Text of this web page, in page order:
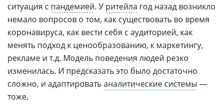
ситуация с пандемией. У ритейла год назад возникло
немало вопросов о том, как существовать во время
коронавируса, как вести себя с аудиторией, как
менять подход к ценообразованию, к маркетингу,
рекламе и т.д. Модель поведения людей резко
изменилась. И предсказать это было достаточно
сложно, и адаптироватьаналитические системы —
тоже.